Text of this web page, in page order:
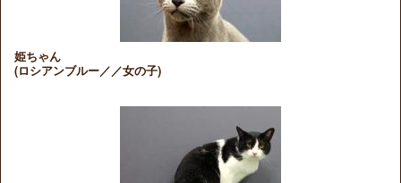
姫ちゃん
(ロシアンブルー／／女の子)